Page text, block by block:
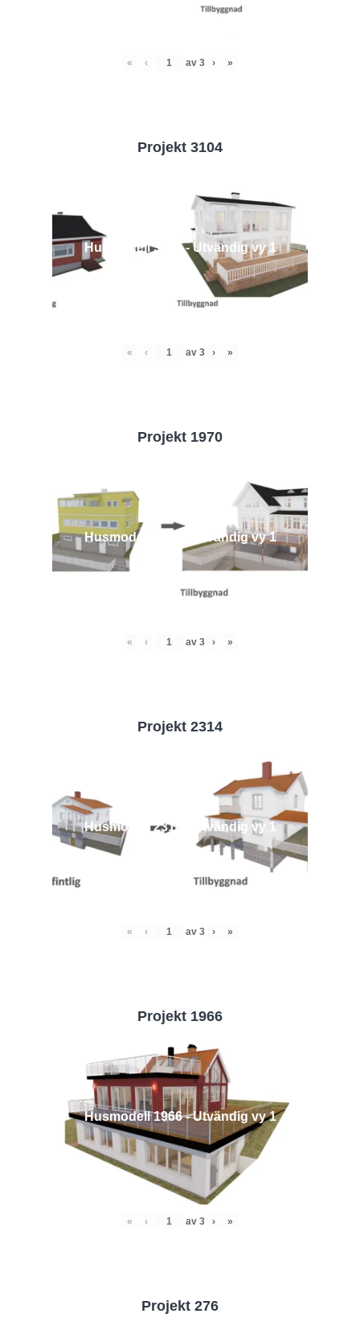
« ‹ av 3 › »
Projekt 3104
Husmodell 3104 - Utvändig vy 1
« ‹ av 3 › »
Projekt 1970
Husmodell 1970 - Utvändig vy 1
« ‹ av 3 › »
Projekt 2314
Husmodell 2314 - Utvändig vy 1
« ‹ av 3 › »
Projekt 1966
Husmodell 1966 - Utvändig vy 1
« ‹ av 3 › »
Projekt 276